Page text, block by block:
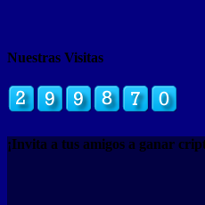
Nuestras Visitas
¡Invita a tus amigos a ganar